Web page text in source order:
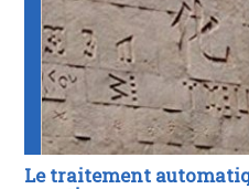
Le traitement